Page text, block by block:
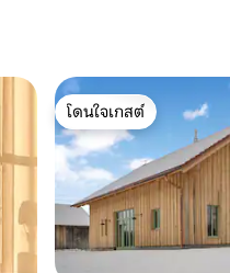
โดนใจเกสต์
โดนใจเกสต์